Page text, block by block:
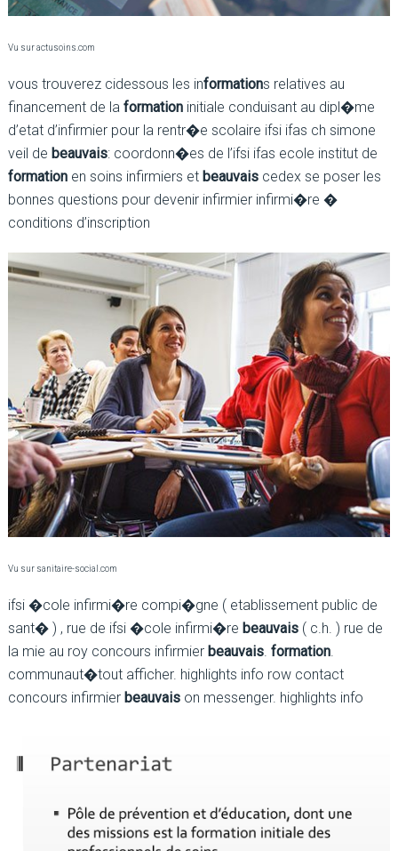
Vu sur actusoins.com
vous trouverez cidessous les informations relatives au
financement de la formationinitiale conduisant au dipl�me
d’etat d’infirmier pour la rentr�e scolaire ifsi ifas ch simone
veil de beauvais: coordonn�es de l’ifsi ifas ecole institut de
formationen soins infirmiers et beauvaiscedex se poser les
bonnes questions pour devenir infirmier infirmi�re �
conditions d’inscription
Vu sur sanitaire-social.com
ifsi �cole infirmi�re compi�gne ( etablissement public de
sant� ) , rue de ifsi �cole infirmi�re beauvais( c.h. ) rue de
la mie au roy concours infirmier beauvais. formation.
communaut�tout afficher. highlights info row contact
concours infirmier beauvaison messenger. highlights info